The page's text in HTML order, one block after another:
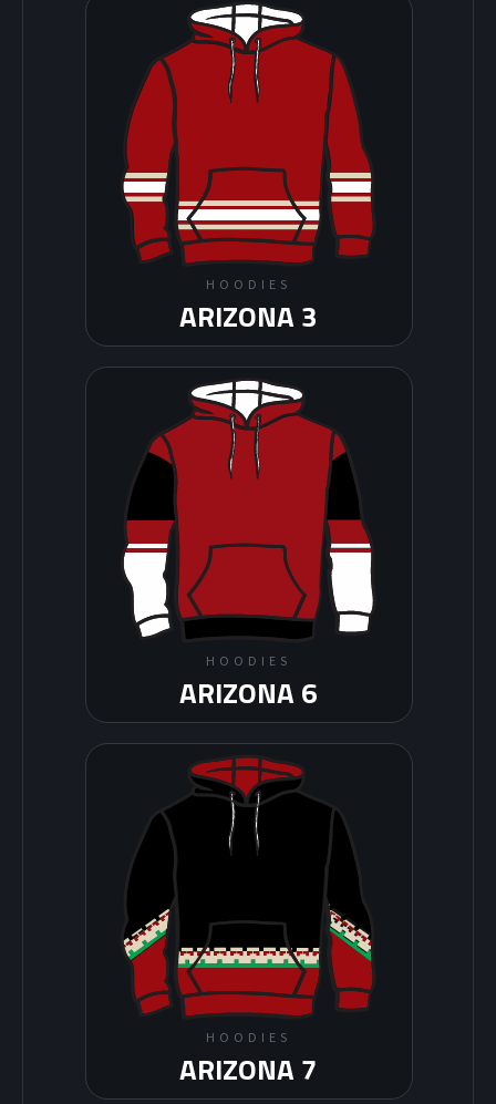
HOODIES
ARIZONA 3
HOODIES
ARIZONA 6
HOODIES
ARIZONA 7